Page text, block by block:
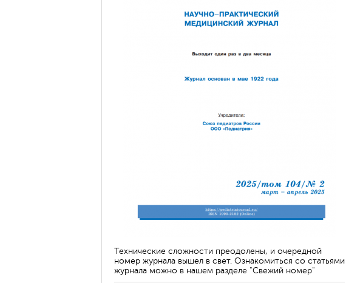
Технические сложности преодолены, и очередной
номер журнала вышел в свет. Ознакомиться со статьями
журнала можно в нашем разделе "Свежий номер"